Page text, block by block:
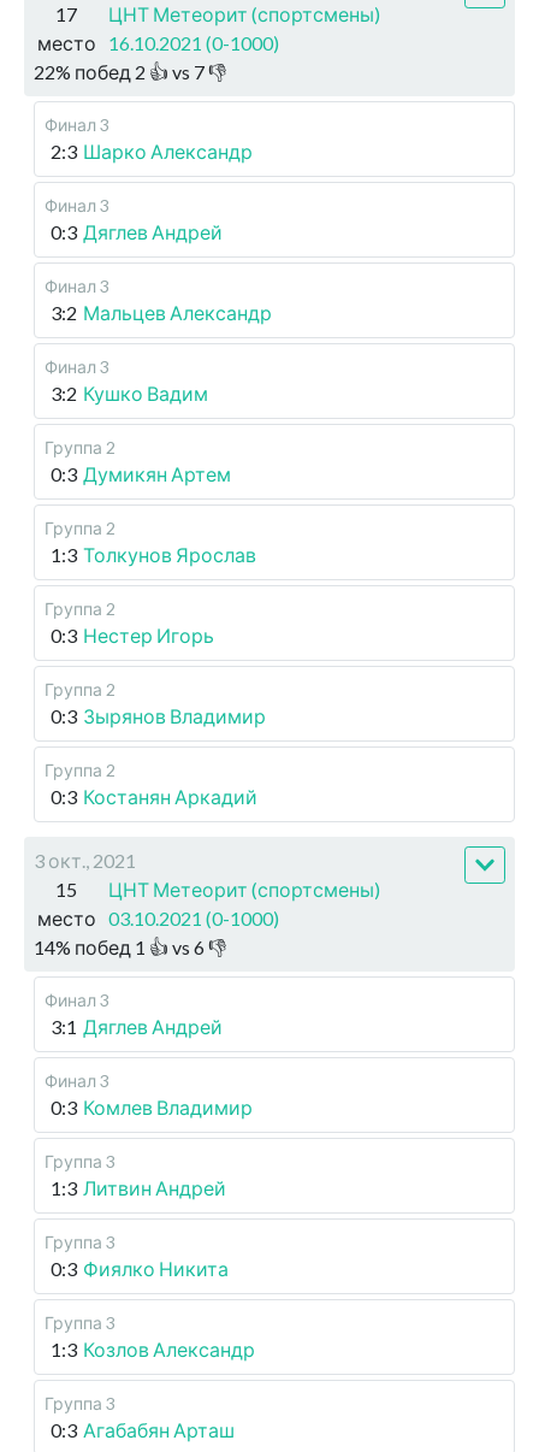
17
место
ЦНТ Метеорит (спортсмены)
16.10.2021 (0-1000)
22% побед 2 👍 vs 7👎
Финал 3
2:3 Шарко Александр
Финал 3
0:3 Дяглев Андрей
Финал 3
3:2 Мальцев Александр
Финал 3
3:2 Кушко Вадим
Группа 2
0:3 Думикян Артем
Группа 2
1:3 Толкунов Ярослав
Группа 2
0:3 Нестер Игорь
Группа 2
0:3 Зырянов Владимир
Группа 2
0:3 Костанян Аркадий
3 окт., 2021
15
место
ЦНТ Метеорит (спортсмены)
03.10.2021 (0-1000)
14% побед 1 👍 vs 6👎
Финал 3
3:1 Дяглев Андрей
Финал 3
0:3 Комлев Владимир
Группа 3
1:3 Литвин Андрей
Группа 3
0:3 Фиялко Никита
Группа 3
1:3 Козлов Александр
Группа 3
0:3 Агабабян Арташ